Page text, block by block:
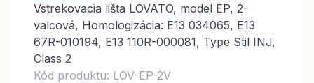
Vstrekovacia lišta LOVATO, model EP, 2-
valcová, Homologizácia: E13 034065, E13
67R-010194, E13 110R-000081, Type Stil INJ,
Class 2
Kód produktu: LOV-EP-2V